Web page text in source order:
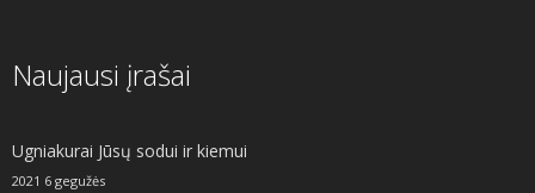
Naujausi įrašai
Ugniakurai Jūsų sodui ir kiemui
2021 6 gegužės